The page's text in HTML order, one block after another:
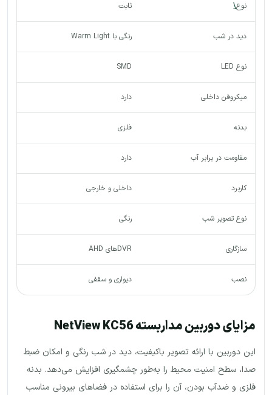
نوع\ ثابت
دید در شب رنگی با Warm Light
نوع LED SMD
میکروفن داخلی دارد
بدنه فلزی
مقاومت در برابر آب دارد
کاربرد داخلی و خارجی
نوع تصویر شب رنگی
سازگاری DVRهای AHD
نصب دیواری و سقفی
مزایای دوربین مداربسته NetView KC56
این دوربین با ارائه تصویر باکیفیت، دید در شب رنگی و امکان ضبط
صدا، سطح امنیت محیط را به‌طور چشمگیری افزایش می‌دهد. بدنه
فلزی و ضدآب بودن، آن را برای استفاده در فضاهای بیرونی مناسب